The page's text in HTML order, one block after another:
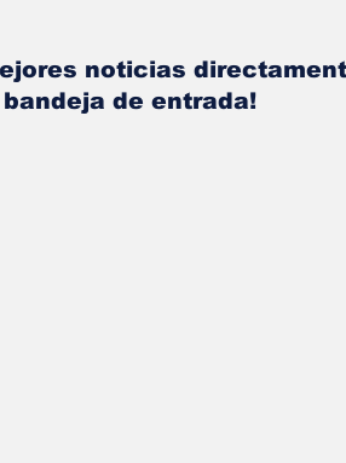
noticias
bandeja de entrada!